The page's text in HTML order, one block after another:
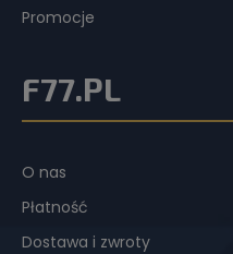
Promocje
F77.PL
O nas
Płatność
Dostawa i zwroty